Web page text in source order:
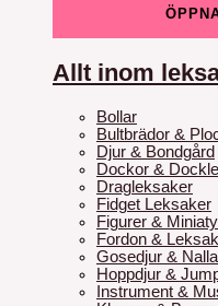
Allt inom
Bollar
Bultbrädor &
Djur & Bondgård
Dockor &
Dragleksaker
Fidget Leksaker
Figurer &
Fordon &
Gosedjur &
Hoppdjur &
Instrument &